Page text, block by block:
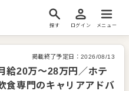
探す ログイン メニュー
掲載終了予定日： 2026/08/13
給20万～28万円／ホテ
食専門のキャリアアドバ